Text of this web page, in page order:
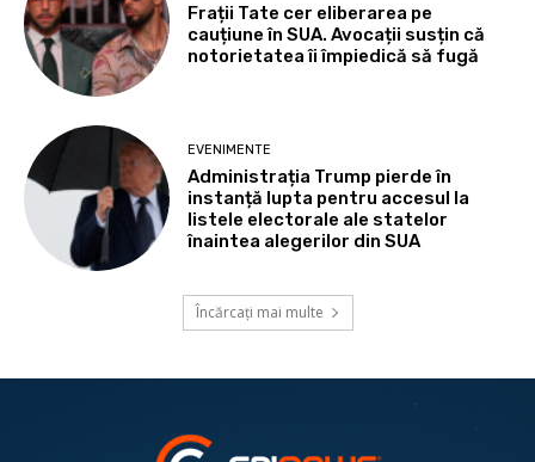
Frații Tate cer eliberarea pe
cauțiune în SUA. Avocații susțin că
notorietatea îi împiedică să fugă
EVENIMENTE
Administrația Trump pierde în
instanță lupta pentru accesul la
listele electorale ale statelor
înaintea alegerilor din SUA
Încărcați mai multe